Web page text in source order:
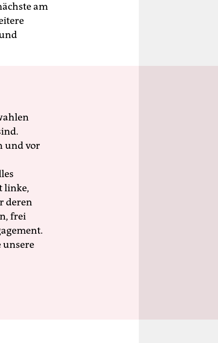
am
und vor
linke,
deren
frei
unsere